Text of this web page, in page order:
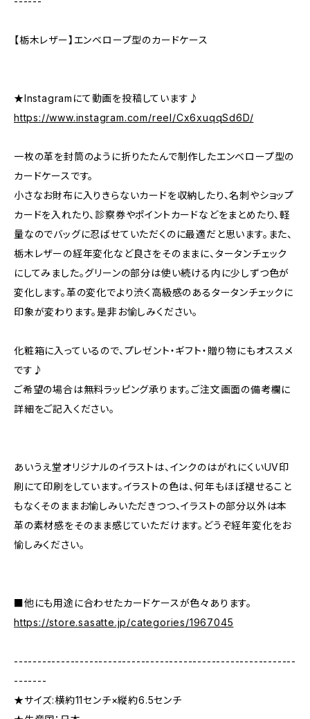
【栃木レザー】エンベロープ型のカードケース
★Instagramにて動画を投稿しています♪
https://www.instagram.com/reel/Cx6xuqqSd6D/
一枚の革を封筒のように折りたたんで制作したエンベロープ型の
カードケースです。
小さなお財布に入りきらないカードを収納したり、名刺やショップ
カードを入れたり、診察券やポイントカードなどをまとめたり、軽
量なのでバッグに忍ばせていただくのに最適だと思います。また、
栃木レザーの経年変化など良さをそのままに、タータンチェック
にしてみました。グリーンの部分は使い続ける内に少しずつ色が
変化します。革の変化でより渋く高級感のあるタータンチェックに
印象が変わります。是非お愉しみください。
化粧箱に入っているので、プレゼント・ギフト・贈り物にもオススメ
です♪
ご希望の場合は無料ラッピング承ります。ご注文画面の備考欄に
詳細をご記入ください。
あいうえ堂オリジナルのイラストは、インクのはがれにくいUV印
刷にて印刷をしています。イラストの色は、何年もほぼ褪せること
もなくそのままお愉しみいただきつつ、イラストの部分以外は本
革の素材感をそのまま感じていただけます。どうぞ経年変化をお
愉しみください。
■他にも用途に合わせたカードケースが色々あります。
https://store.sasatte.jp/categories/1967045
------------------------------------------------------------
-------
★サイズ:横約11センチ×縦約6.5センチ